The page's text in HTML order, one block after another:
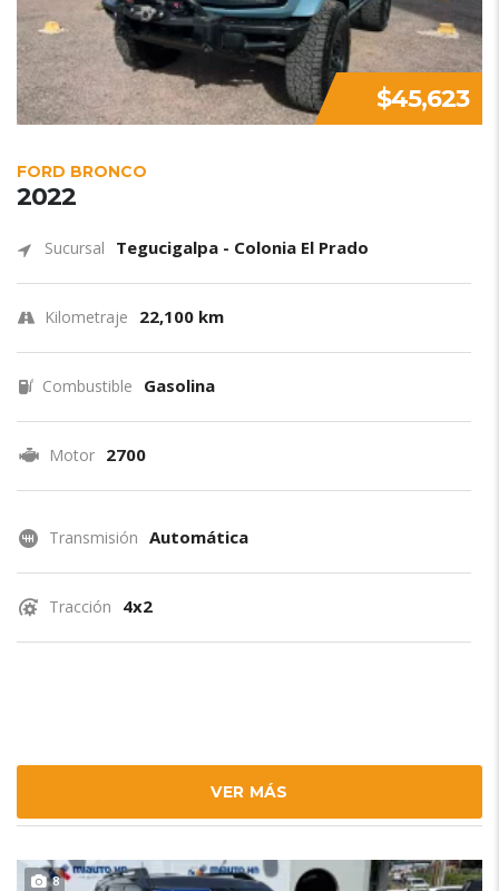
$45,623
FORD BRONCO
2022
Sucursal Tegucigalpa - Colonia El Prado
Kilometraje 22,100 km
Combustible Gasolina
Motor 2700
Transmisión Automática
Tracción 4x2
VER MÁS
8